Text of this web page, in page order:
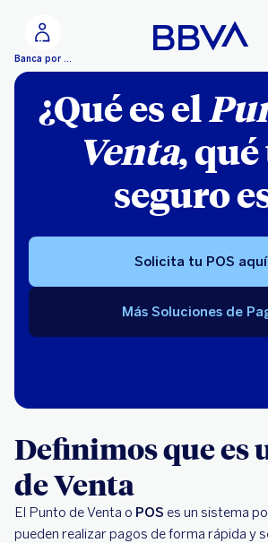
Banca por Internet
¿Qué es el
Venta,
seguro
Solicita tu POS aquí
Más Soluciones de
Definimos que es
de Venta
El Punto de Venta o POS es un sistema
pueden realizar pagos de forma rápida y